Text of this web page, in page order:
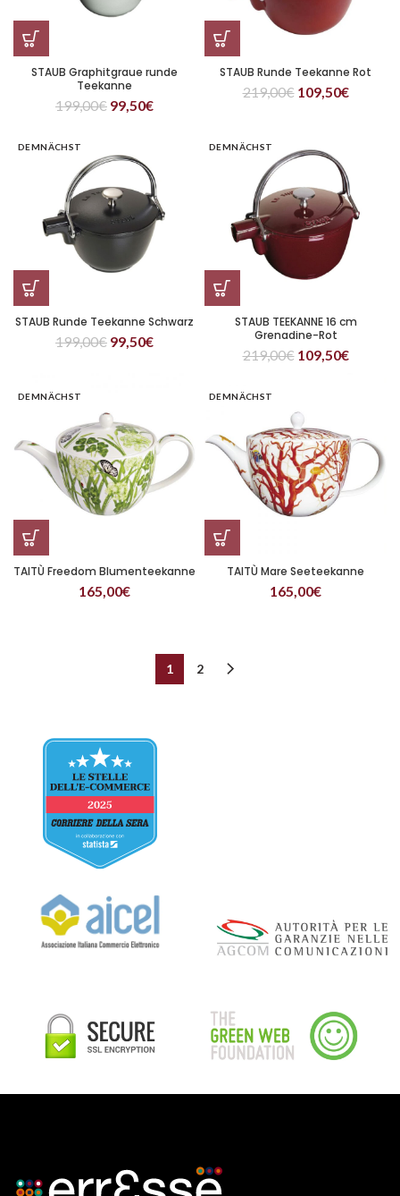
STAUB Graphitgraue runde
Teekanne
199,00€ 99,50€
STAUB Runde Teekanne Rot
219,00€ 109,50€
DEMNÄCHST
STAUB Runde Teekanne Schwarz
199,00€ 99,50€
DEMNÄCHST
STAUB TEEKANNE 16 cm
Grenadine-Rot
219,00€ 109,50€
DEMNÄCHST
TAITÙ Freedom Blumenteekanne
165,00€
DEMNÄCHST
TAITÙ Mare Seeteekanne
165,00€
1 2